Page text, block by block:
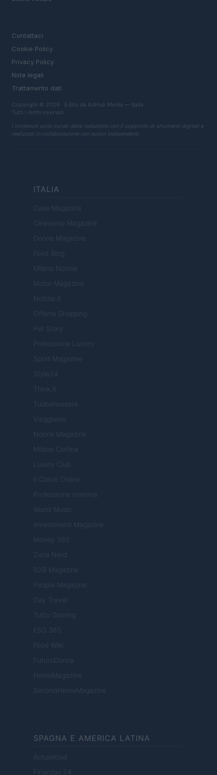
Contattaci
Cookie Policy
Privacy Policy
Note legali
Trattamento dati
Copyright © 2026 · Edito da AdHub Media — Italia
Tutti i diritti riservati
I contenuti sono curati dalla redazione con il supporto di strumenti digitali e
realizzati in collaborazione con autori indipendenti.
ITALIA
Casa Magazine
Cineverse Magazine
Donne Magazine
Food Blog
Milano Notizie
Motor Magazine
Notizie.it
Offerte Shopping
Pet Story
Professione Lavoro
Sport Magazine
Style24
Think.it
Tuobenessere
Viaggiamo
Nonne Magazine
Milano Cortina
Luxury Club
Il Calcio Online
Professione mamma
World Music
Investimenti Magazine
Money 365
Zona Nerd
B2B Magazine
People Magazine
Day Travel
Tutto Gaming
ESG 365
Food Wiki
FuturoDonna
HomeMagazine
SecondHomeMagazine
SPAGNA E AMERICA LATINA
Actualidad
Finanzas 24